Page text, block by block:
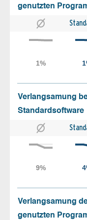
genutzten
Verlangsamung
Standardsoftware
Verlangsamung
genutzten